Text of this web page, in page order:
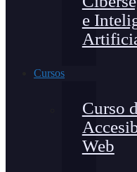
e
Cursos
Curso
Web